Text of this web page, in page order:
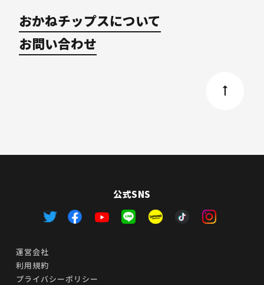
おかねチップスについて
お問い合わせ
公式SNS
運営会社
利用規約
プライバシーポリシー